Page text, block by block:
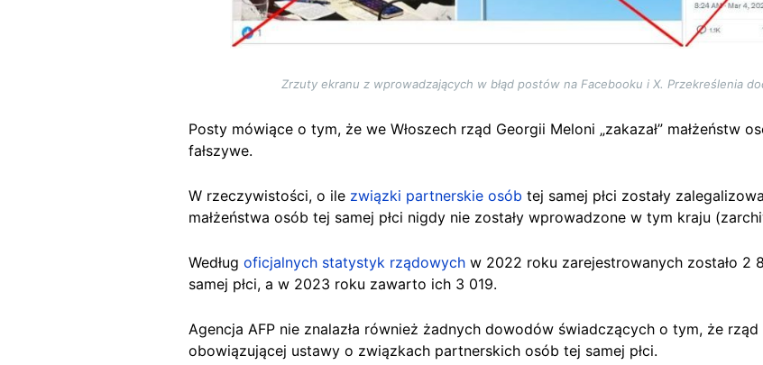
Zrzuty ekranu z wprowadzających w błąd postów na Facebooku i X. Przekreślenia
Posty mówiące o tym, że we Włoszech rząd Georgii Meloni „zakazał” małżeństw
fałszywe.
W rzeczywistości, o ile związki partnerskie osób tej samej płci zostały
małżeństwa osób tej samej płci nigdy nie zostały wprowadzone w tym kraju
Według oficjalnych statystyk rządowych w 2022 roku zarejestrowanych zostało 2
samej płci, a w 2023 roku zawarto ich 3 019.
Agencja AFP nie znalazła również żadnych dowodów świadczących o tym, że
obowiązującej ustawy o związkach partnerskich osób tej samej płci.